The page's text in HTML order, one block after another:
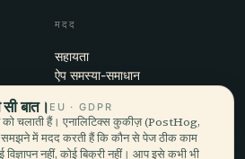
मदद
सहायता
ऐप समस्या-समाधान
हमारे साथ साझेदारी करें
बात। EU · GDPR
चलाती हैं। एनालिटिक्स कुकीज़ (PostHog,
में मदद करती हैं कि कौन से पेज ठीक काम
नहीं, कोई बिक्री नहीं। आप इसे कभी भी